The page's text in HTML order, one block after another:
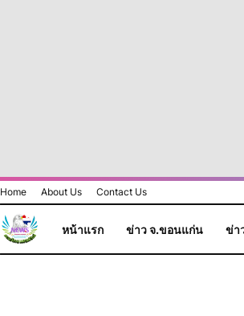
Home About Us Contact Us
หน้าแรก ข่าว จ.ขอนแก่น ข่า